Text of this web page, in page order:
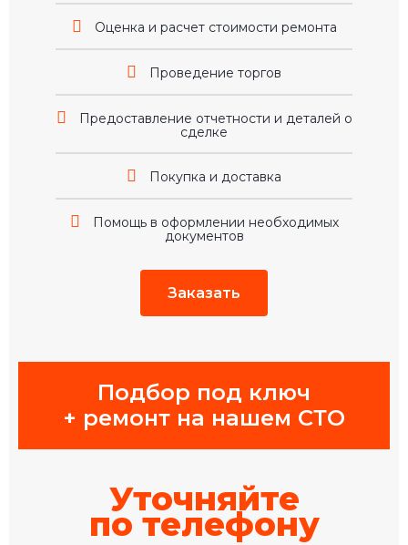
Оценка и расчет стоимости ремонта
Проведение торгов
Предоставление отчетности и деталей о
сделке
Покупка и доставка
Помощь в оформлении необходимых
документов
Заказать
Подбор под ключ
+ ремонт на нашем СТО
Уточняйте
по телефону